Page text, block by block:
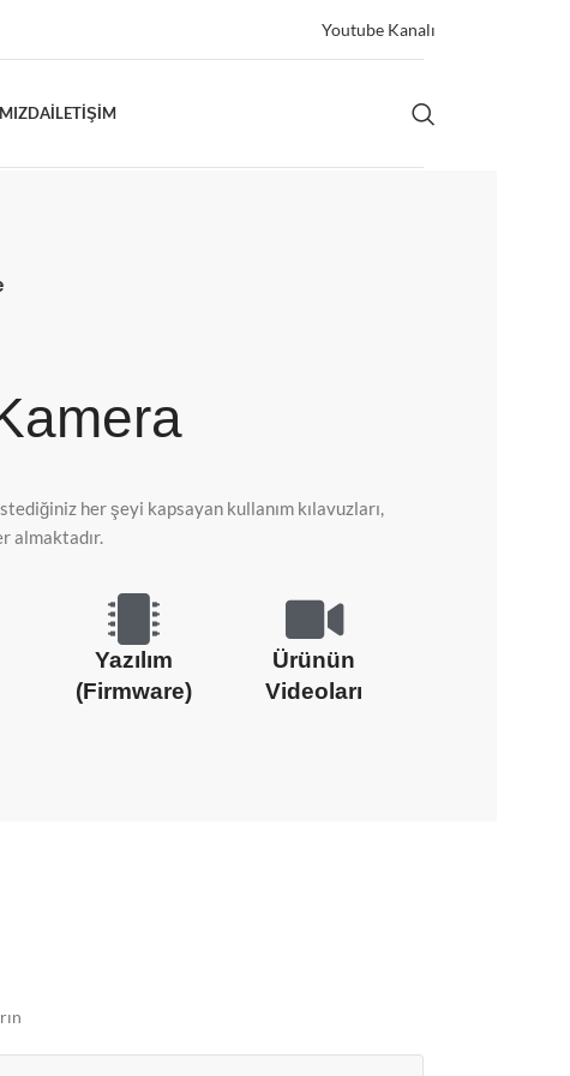
Youtube Kanalı
İLETIŞIM
her şeyi kapsayan kullanım kılavuzları,
almaktadır.
Yazılım
(Firmware)
Ürünün
Videoları